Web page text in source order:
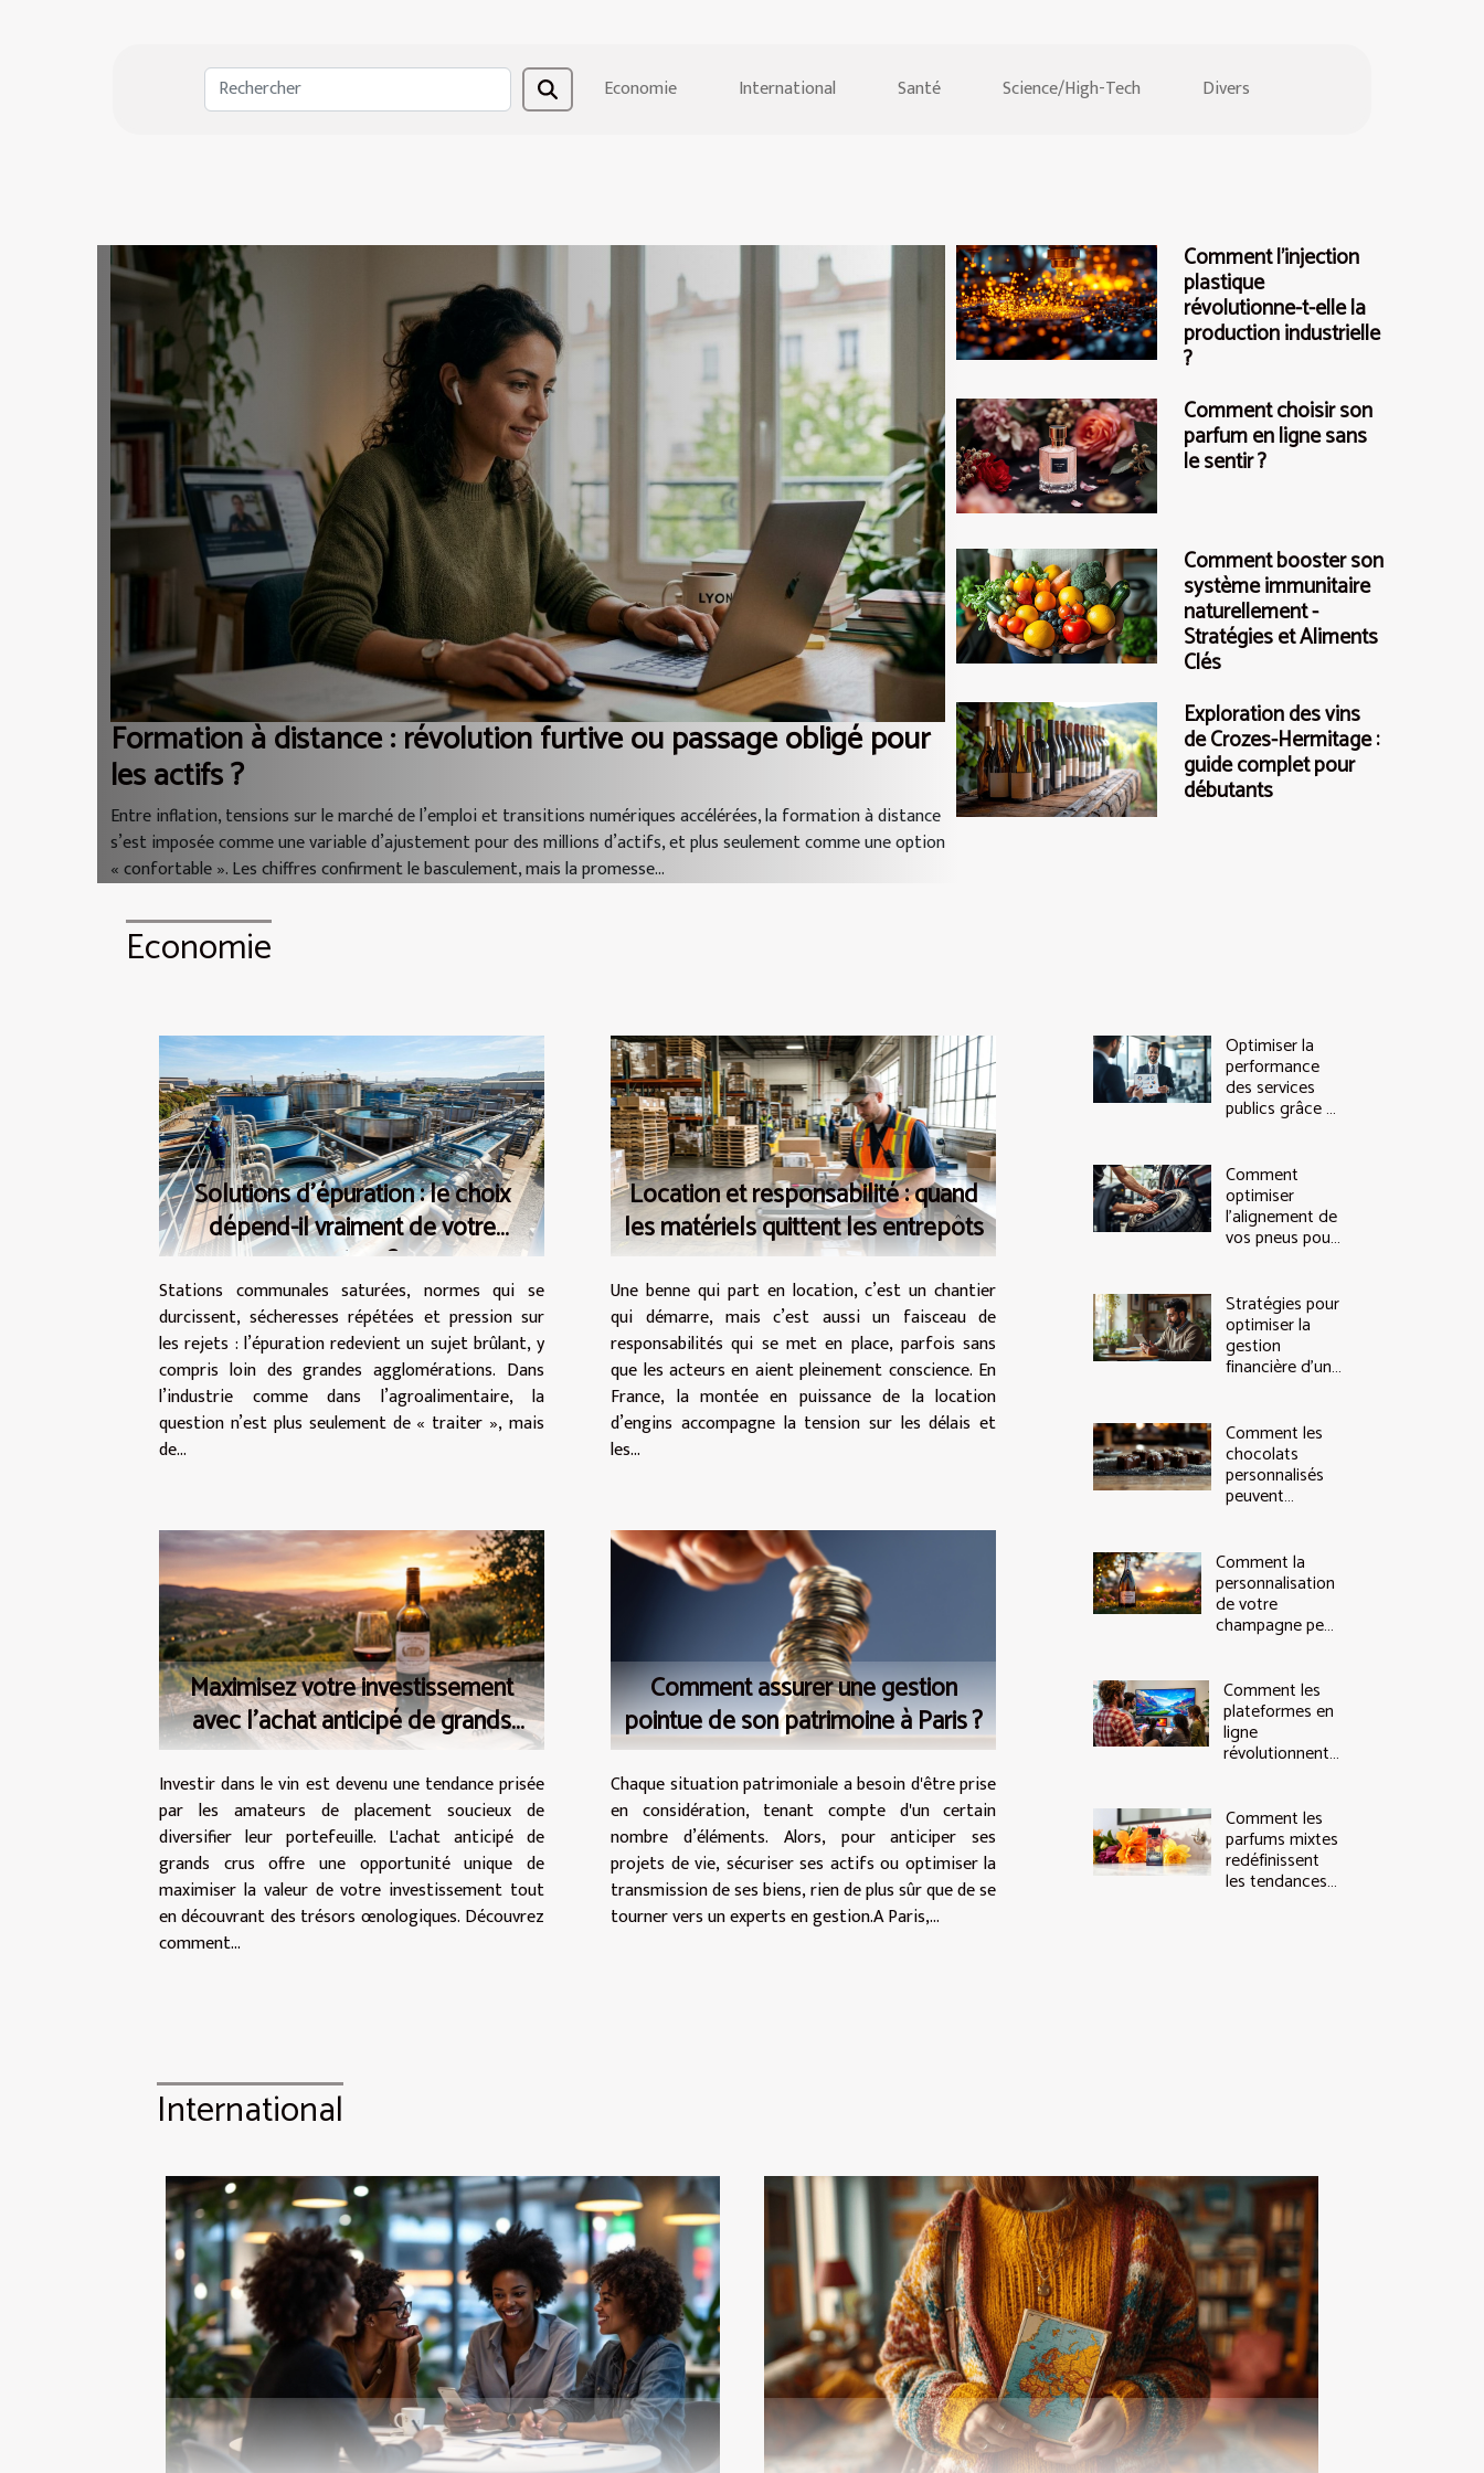
Economie International Santé Science/High-Tech Divers
Formation à distance : révolution furtive ou passage obligé pour
les actifs ?
Entre inflation, tensions sur le marché de l’emploi et transitions numériques accélérées, la formation à distance
s’est imposée comme une variable d’ajustement pour des millions d’actifs, et plus seulement comme une option
« confortable ». Les chiffres confirment le basculement, mais la promesse...
Comment l'injection
plastique
révolutionne-t-elle la
production industrielle
?
Comment choisir son
parfum en ligne sans
le sentir ?
Comment booster son
système immunitaire
naturellement -
Stratégies et Aliments
Clés
Exploration des vins
de Crozes-Hermitage :
guide complet pour
débutants
Economie
Solutions d’épuration : le choix
dépend-il vraiment de votre
secteur ?
Stations communales saturées, normes qui se
durcissent, sécheresses répétées et pression sur
les rejets : l’épuration redevient un sujet brûlant, y
compris loin des grandes agglomérations. Dans
l’industrie comme dans l’agroalimentaire, la
question n’est plus seulement de « traiter », mais
de...
Location et responsabilité : quand
les matériels quittent les entrepôts
Une benne qui part en location, c’est un chantier
qui démarre, mais c’est aussi un faisceau de
responsabilités qui se met en place, parfois sans
que les acteurs en aient pleinement conscience. En
France, la montée en puissance de la location
d’engins accompagne la tension sur les délais et
les...
Maximisez votre investissement
avec l'achat anticipé de grands
crus
Investir dans le vin est devenu une tendance prisée
par les amateurs de placement soucieux de
diversifier leur portefeuille. L'achat anticipé de
grands crus offre une opportunité unique de
maximiser la valeur de votre investissement tout
en découvrant des trésors œnologiques. Découvrez
comment...
Comment assurer une gestion
pointue de son patrimoine à Paris ?
Chaque situation patrimoniale a besoin d'être prise
en considération, tenant compte d'un certain
nombre d’éléments. Alors, pour anticiper ses
projets de vie, sécuriser ses actifs ou optimiser la
transmission de ses biens, rien de plus sûr que de se
tourner vers un experts en gestion.A Paris,...
Optimiser la
performance
des services
publics grâce à
Comment
optimiser
l'alignement de
vos pneus pour
Stratégies pour
optimiser la
gestion
financière d'une
Comment les
chocolats
personnalisés
peuvent
marque ?
Comment la
personnalisation
de votre
champagne peut
Comment les
plateformes en
ligne
révolutionnent-
Comment les
parfums mixtes
redéfinissent
les tendances
International